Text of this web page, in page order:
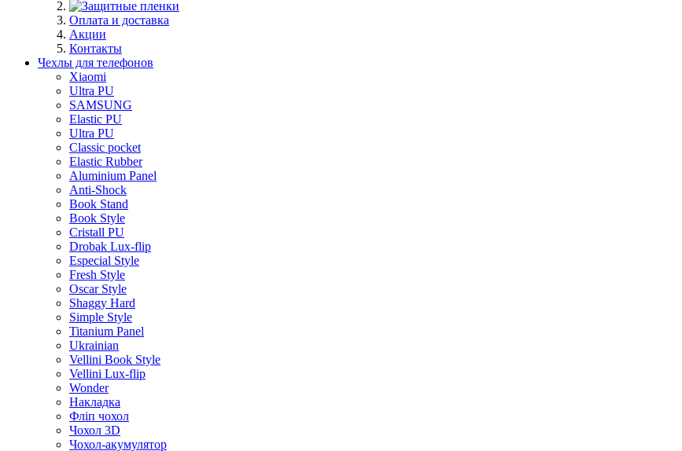
Оплата и доставка
Акции
Контакты
Чехлы для телефонов
Xiaomi
Ultra PU
SAMSUNG
Elastic PU
Ultra PU
Classic pocket
Elastic Rubber
Aluminium Panel
Anti-Shock
Book Stand
Book Style
Cristall PU
Drobak Lux-flip
Especial Style
Fresh Style
Oscar Style
Shaggy Hard
Simple Style
Titanium Panel
Ukrainian
Vellini Book Style
Vellini Lux-flip
Wonder
Накладка
Фліп чохол
Чохол 3D
Чохол-акумулятор